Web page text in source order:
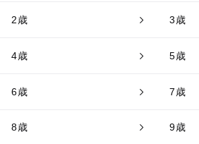
2歳 3歳
4歳 5歳
6歳 7歳
8歳 9歳